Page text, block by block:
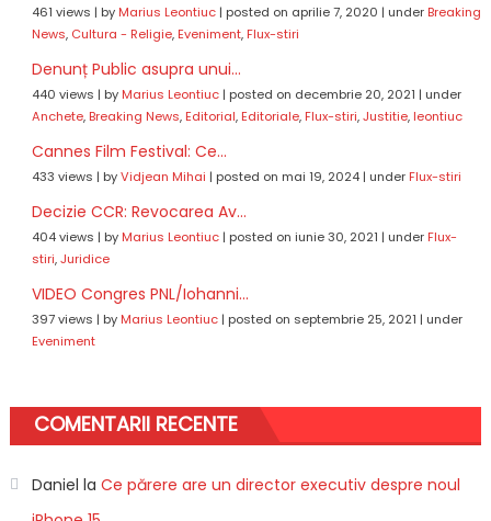
461 views | by Marius Leontiuc| posted on aprilie 7, 2020 | under Breaking
News, Cultura - Religie, Eveniment, Flux-stiri
Denunț Public asupra unui...
440 views | by Marius Leontiuc| posted on decembrie 20, 2021 | under
Anchete, Breaking News, Editorial, Editoriale, Flux-stiri,Justitie, leontiuc
Cannes Film Festival: Ce...
433 views | byVidjean Mihai | posted on mai 19, 2024| under Flux-stiri
Decizie CCR: Revocarea Av...
404 views | by Marius Leontiuc| posted on iunie 30, 2021 | under Flux-
stiri,Juridice
VIDEO Congres PNL/Iohanni...
397 views | by Marius Leontiuc| posted on septembrie 25, 2021 | under
Eveniment
COMENTARII RECENTE
Daniel la Ce părere are un director executiv despre noul